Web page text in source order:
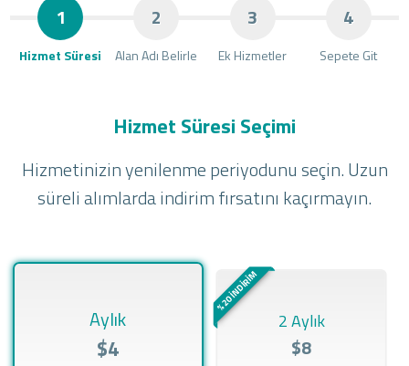
1
Hizmet Süresi
2
Alan Adı Belirle
3
Ek Hizmetler
4
Sepete Git
Hizmet Süresi Seçimi
Hizmetinizin yenilenme periyodunu seçin. Uzun
süreli alımlarda indirim fırsatını kaçırmayın.
Aylık
$4
%20 İNDİRİM
2 Aylık
$8